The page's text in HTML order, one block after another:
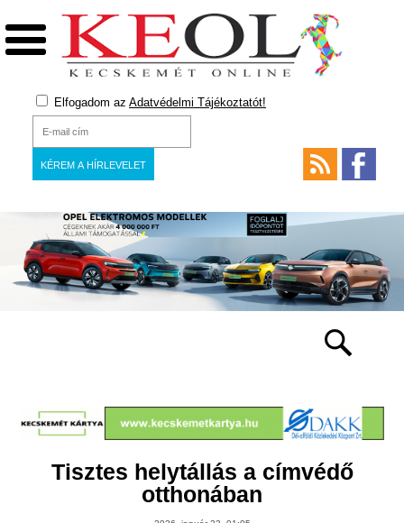
Elfogadom az Adatvédelmi Tájékoztatót!
Tisztes helytállás a címvédő
otthonában